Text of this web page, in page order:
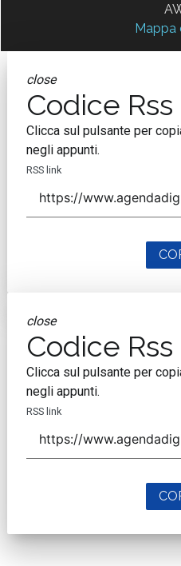
Mappa
close
Codice Rss
Clicca sul pulsante per
negli appunti.
RSS link
close
Codice Rss
Clicca sul pulsante per
negli appunti.
RSS link